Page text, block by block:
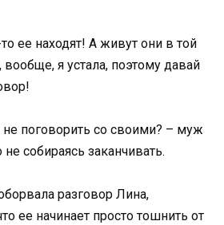
ее находят! А живут они в той
я устала, поэтому давай
поговорить со своими? – муж
собираясь заканчивать.
разговор Лина,
ее начинает просто тошнить от